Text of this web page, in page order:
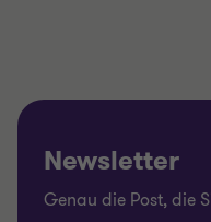
Newsletter
Genau die Post, die